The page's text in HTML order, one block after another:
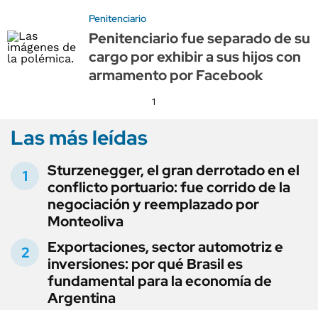
Penitenciario
Penitenciario fue separado de su
cargo por exhibir a sus hijos con
armamento por Facebook
1
Las más leídas
Sturzenegger, el gran derrotado en el
conflicto portuario: fue corrido de la
negociación y reemplazado por
Monteoliva
Exportaciones, sector automotriz e
inversiones: por qué Brasil es
fundamental para la economía de
Argentina